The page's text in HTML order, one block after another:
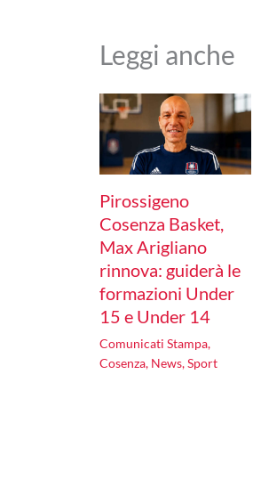
Leggi anche
Pirossigeno
Cosenza Basket,
Max Arigliano
rinnova: guiderà le
formazioni Under
15 e Under 14
Comunicati Stampa,
Cosenza, News,Sport